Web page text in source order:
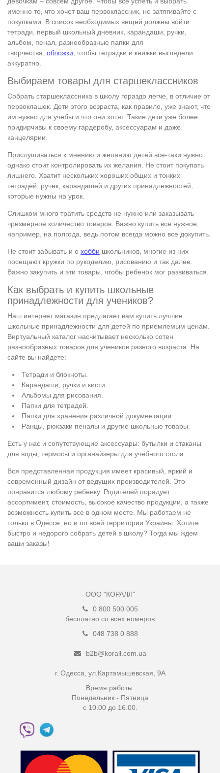
именно то, что хочет ваш первоклассник, не затягивайте с
покупками. В список необходимых вещей должны войти
тетради, первый школьный дневник, карандаши, ручки,
альбом, пенал, разнообразные папки для
творчества, обложки , чтобы тетрадки и книжки выглядели
аккуратно.
Выбираем товары для старшеклассников
Собрать старшеклассника в школу гораздо легче, в отличие от
первоклашек. Дети этого возраста, как правило, уже знают, что
им нужно для учебы и что они хотят. Такие дети уже более
придирчивы к своему гардеробу, аксессуарам и даже
канцелярии.
Прислушиваться к мнению и желанию детей все-таки нужно,
однако стоит контролировать их желания. Не стоит покупать
лишнего. Хватит нескольких хороших общих и тонких
тетрадей, ручек, карандашей и других принадлежностей,
которые нужны на урок.
Слишком много тратить средств не нужно или заказывать
чрезмерное количество товаров. Важно купить все нужное,
например, на полгода, ведь потом всегда можно все докупить.
Не стоит забывать и о хобби школьников, многие из них
посещают кружки по рукоделию, рисованию и так далее.
Важно закупить и эти товары, чтобы ребенок мог развиваться.
Как выбрать и купить школьные
принадлежности для учеников?
Наш интернет магазин предлагает вам купить лучшие
школьные принадлежности для детей по приемлемым ценам.
Виртуальный каталог насчитывает несколько сотен
разнообразных товаров для учеников разного возраста. На
сайте вы найдете:
Тетради и блокноты.
Карандаши, ручки и кисти.
Альбомы для рисования.
Папки для тетрадей.
Папки для хранения различной документации.
Ранцы, рюкзаки пеналы и другие школьные товары.
Есть у нас и сопутствующие аксессуары: бутылки и стаканы
для воды, термосы и органайзеры для учебного стола.
Вся представленная продукция имеет красивый, яркий и
современный дизайн от ведущих производителей. Это
понравится любому ребенку. Родителей порадует
ассортимент, стоимость, высокое качество продукции, а также
возможность купить все в одном месте. Мы работаем не
только в Одессе, но и по всей территории Украины. Хотите
быстро и недорого собрать детей в школу? Тогда мы ждем
ваши заказы!
ООО "КОРАЛЛ"
0 800 500 005
бесплатно со всех номеров
048 738 0 888
b2b@korall.com.ua
г. Одесса, ул.Картамышевская, 9А
Время работы:
Понедельник - Пятница
с 10.00 до 16.00.